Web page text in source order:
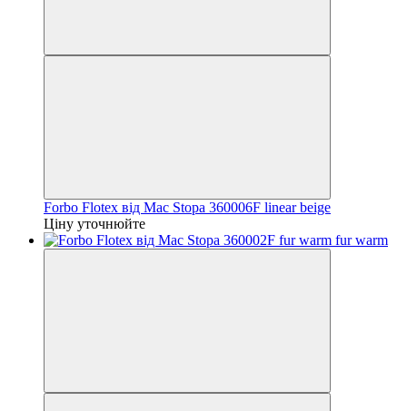
Forbo Flotex від Mac Stopa 360006F linear beige
Ціну уточнюйте